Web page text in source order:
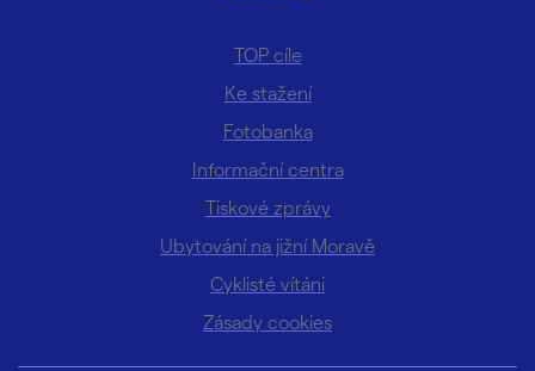
TOP cíle
Ke stažení
Fotobanka
Informační centra
Tiskové zprávy
Ubytování na jižní Moravě
Cyklisté vítáni
Zásady cookies